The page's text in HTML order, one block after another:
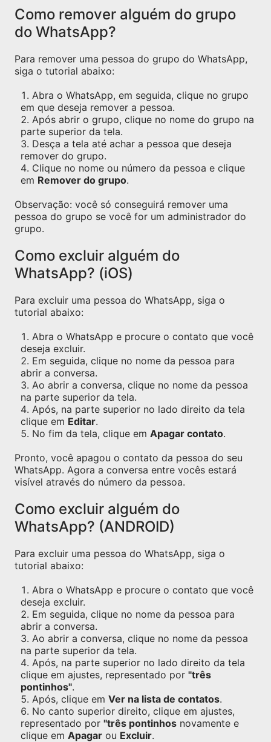
Como remover alguém do grupo
do WhatsApp?
Para remover uma pessoa do grupo do WhatsApp,
siga o tutorial abaixo:
Abra o WhatsApp, em seguida, clique no grupo
em que deseja remover a pessoa.
Após abrir o grupo, clique no nome do grupo na
parte superior da tela.
Desça a tela até achar a pessoa que deseja
remover do grupo.
Clique no nome ou número da pessoa e clique
em Remover do grupo.
Observação: você só conseguirá remover uma
pessoa do grupo se você for um administrador do
grupo.
Como excluir alguém do
WhatsApp? (iOS)
Para excluir uma pessoa do WhatsApp, siga o
tutorial abaixo:
Abra o WhatsApp e procure o contato que você
deseja excluir.
Em seguida, clique no nome da pessoa para
abrir a conversa.
Ao abrir a conversa, clique no nome da pessoa
na parte superior da tela.
Após, na parte superior no lado direito da tela
clique em Editar.
No fim da tela, clique em Apagar contato.
Pronto, você apagou o contato da pessoa do seu
WhatsApp. Agora a conversa entre vocês estará
visível através do número da pessoa.
Como excluir alguém do
WhatsApp? (ANDROID)
Para excluir uma pessoa do WhatsApp, siga o
tutorial abaixo:
Abra o WhatsApp e procure o contato que você
deseja excluir.
Em seguida, clique no nome da pessoa para
abrir a conversa.
Ao abrir a conversa, clique no nome da pessoa
na parte superior da tela.
Após, na parte superior no lado direito da tela
clique em ajustes, representado por "três
pontinhos".
Após, clique em Ver na lista de contatos.
No canto superior direito, clique em ajustes,
representado por "três pontinhos novamente e
clique em Apagar ou Excluir.